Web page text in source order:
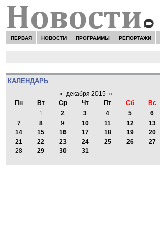
ПЕРВАЯ НОВОСТИ ПРОГРАММЫ РЕПОРТАЖИ
КАЛЕНДАРЬ
« декабря 2015 »
Пн
Вт Ср Чт Пт Сб
Вс
1
2 3 4 5
6
7
8 9 10 11 12
13
14
15 16 17 18 19
20
21
22 23 24 25 26
27
28
29 30 31